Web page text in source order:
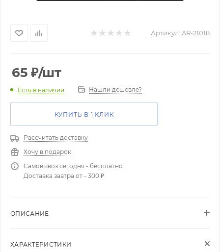
Артикул: AR-21018
65 ₽/шт
Есть в наличии Нашли дешевле?
КУПИТЬ В 1 КЛИК
Рассчитать доставку
Хочу в подарок
Самовывоз сегодня - бесплатно
Доставка завтра от - 300 ₽
ОПИСАНИЕ
ХАРАКТЕРИСТИКИ